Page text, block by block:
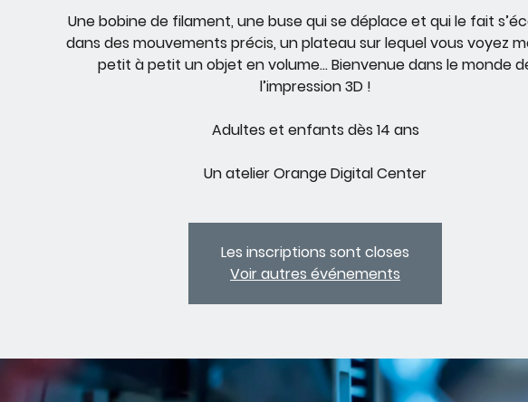
Une bobine de filament, une buse qui se déplace et qui le fait
dans des mouvements précis, un plateau sur lequel vous voyez
petit à petit un objet en volume... Bienvenue dans le monde
l’impression 3D !
Adultes et enfants dès 14 ans
Un atelier Orange Digital Center
Les inscriptions sont closes
Voir autres événements